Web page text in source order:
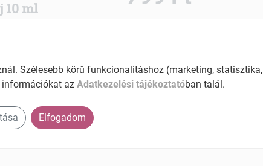
10 ml
Elfogyott
Szélesebb körű funkcionalitáshoz (marketing, statisztika,
információkat az Adatkezelési tájékoztatóban talál.
Elfogadom